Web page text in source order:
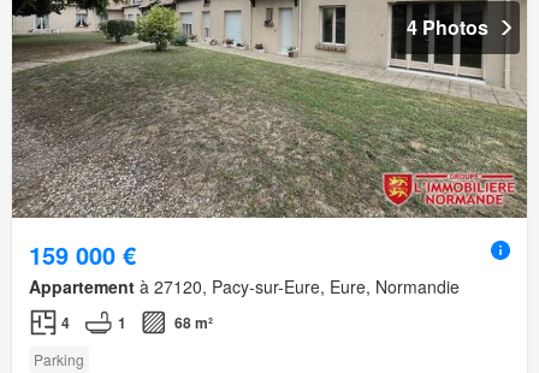
4 Photos
159 000 €
Appartement à 27120, Pacy-sur-Eure, Eure, Normandie
4 1 68 m²
Parking